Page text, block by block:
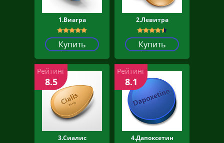
1.Виагра
Купить
2.Левитра
Купить
3.Сиалис
Рейтинг
8.5
4.Дапоксетин
Рейтинг
8.1